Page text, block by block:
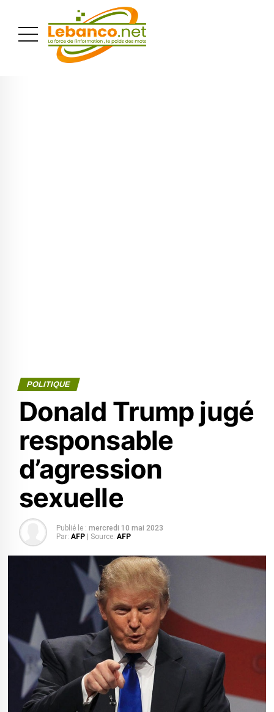
POLITIQUE
Donald Trump jugé
responsable
d’agression
sexuelle
Publié le : mercredi 10 mai 2023
Par: AFP | Source: AFP